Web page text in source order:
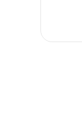
청각 솔루션